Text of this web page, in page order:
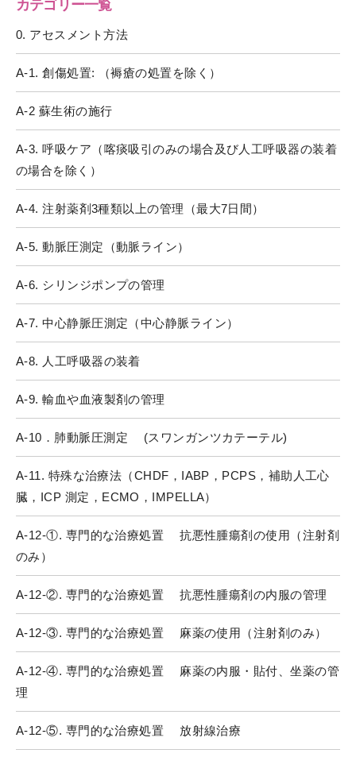
カテゴリー一覧
0. アセスメント方法
A-1. 創傷処置: （褥瘡の処置を除く）
A-2 蘇生術の施行
A-3. 呼吸ケア（喀痰吸引のみの場合及び人工呼吸器の装着
の場合を除く）
A-4. 注射薬剤3種類以上の管理（最大7日間）
A-5. 動脈圧測定（動脈ライン）
A-6. シリンジポンプの管理
A-7. 中心静脈圧測定（中心静脈ライン）
A-8. 人工呼吸器の装着
A-9. 輸血や血液製剤の管理
A-10．肺動脈圧測定 (スワンガンツカテーテル)
A-11. 特殊な治療法（CHDF，IABP，PCPS，補助人工心
臓，ICP 測定，ECMO，IMPELLA）
A-12-①. 専門的な治療処置 抗悪性腫瘍剤の使用（注射剤
のみ）
A-12-②. 専門的な治療処置 抗悪性腫瘍剤の内服の管理
A-12-③. 専門的な治療処置 麻薬の使用（注射剤のみ）
A-12-④. 専門的な治療処置 麻薬の内服・貼付、坐薬の管
理
A-12-⑤. 専門的な治療処置 放射線治療